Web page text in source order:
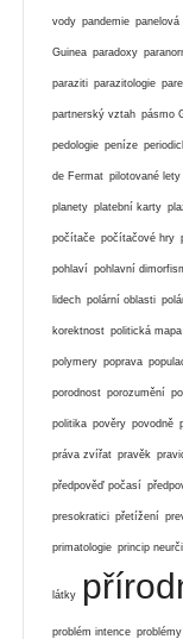
vody pandemie panelová
Guinea paradoxy
paraziti parazitologie
partnerský vztah pásmo
pedologie peníze
de Fermat pilotované lety
planety platební karty
počítače počítačové hry
pohlaví pohlavní
lidech polární oblasti
korektnost politická mapa
polymery poprava
porodnost porozumění
politika pověry povodně
práva zvířat pravěk
předpověď počasí
presokratici přetížení
primatologie princip
látky
problém intence